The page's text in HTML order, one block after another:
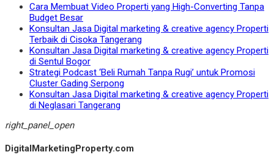
Cara Membuat Video Properti yang High-Converting Tanpa
Budget Besar
Konsultan Jasa Digital marketing & creative agency Properti
Terbaik di Cisoka Tangerang
Konsultan Jasa Digital marketing & creative agency Properti
di Sentul Bogor
Strategi Podcast ‘Beli Rumah Tanpa Rugi’ untuk Promosi
Cluster Gading Serpong
Konsultan Jasa Digital marketing & creative agency Properti
di Neglasari Tangerang
right_panel_open
DigitalMarketingProperty.com